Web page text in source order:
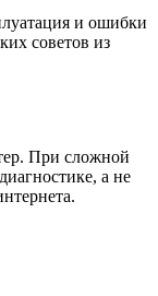
и ошибки
советов из
При сложной
а не